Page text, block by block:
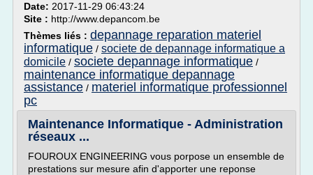
Date: 2017-11-29 06:43:24
Site : http://www.depancom.be
Thèmes liés : depannage reparation materiel
informatique / societe de depannage informatique a
domicile / societe depannage informatique /
maintenance informatique depannage
assistance / materiel informatique professionnel
pc
Maintenance Informatique - Administration
réseaux ...
FOUROUX ENGINEERING vous porpose un ensemble de
prestations sur mesure afin d'apporter une reponse